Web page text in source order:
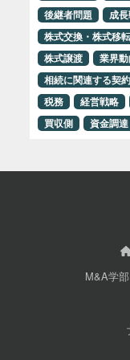
後継者問題
成
株式交換・株式移転
株式譲渡
業界動
相続に関連する契約
税務
経営戦略
買収側
資金調達
M&A学部